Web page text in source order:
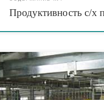
Продуктивность с/х
Технология выращивания
дает возможность получать
возрасте, с большей массой, при